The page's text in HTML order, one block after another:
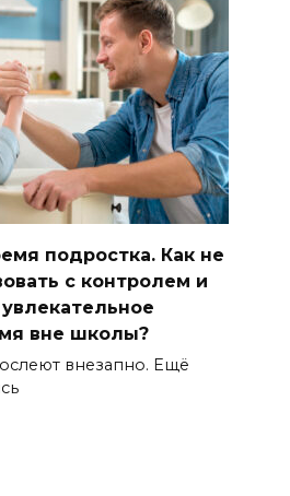
подростка. Как не
с контролем и
вне школы?
внезапно. Ещё